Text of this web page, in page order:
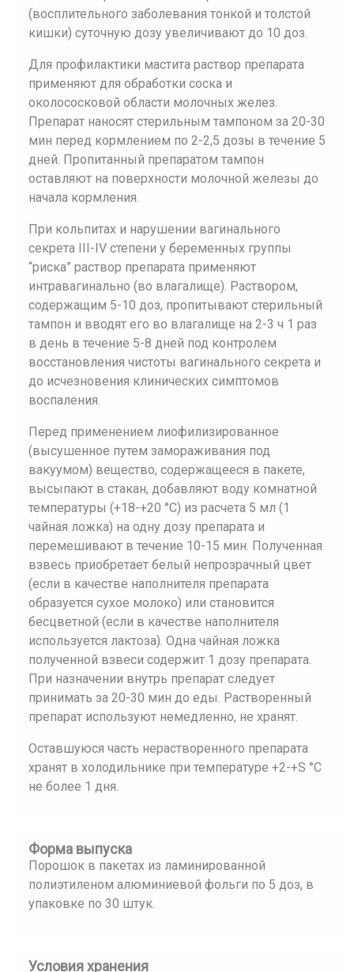
(восплительного заболевания тонкой и толстой
кишки) суточную дозу увеличивают до 10 доз.
Для профилактики мастита раствор препарата
применяют для обработки соска и
околососковой области молочных желез.
Препарат наносят стерильным тампоном за 20-30
мин перед кормлением по 2-2,5 дозы в течение 5
дней. Пропитанный препаратом тампон
оставляют на поверхности молочной железы до
начала кормления.
При кольпитах и нарушении вагинального
секрета III-IV степени у беременных группы
“риска” раствор препарата применяют
интравагинально (во влагалище). Раствором,
содержащим 5-10 доз, пропитывают стерильный
тампон и вводят его во влагалище на 2-3 ч 1 раз
в день в течение 5-8 дней под контролем
восстановления чистоты вагинального секрета и
до исчезновения клинических симптомов
воспаления.
Перед применением лиофилизированное
(высушенное путем замораживания под
вакуумом) вещество, содержащееся в пакете,
высыпают в стакан, добавляют воду комнатной
температуры (+18-+20 °С) из расчета 5 мл (1
чайная ложка) на одну дозу препарата и
перемешивают в течение 10-15 мин. Полученная
взвесь приобретает белый непрозрачный цвет
(если в качестве наполнителя препарата
образуется сухое молоко) или становится
бесцветной (если в качестве наполнителя
используется лактоза). Одна чайная ложка
полученной взвеси содержит 1 дозу препарата.
При назначении внутрь препарат следует
принимать за 20-30 мин до еды. Растворенный
препарат используют немедленно, не хранят.
Оставшуюся часть нерастворенного препарата
хранят в холодильнике при температуре +2-+S °С
не более 1 дня.
Форма выпуска
Порошок в пакетах из ламинированной
полиэтиленом алюминиевой фольги по 5 доз, в
упаковке по 30 штук.
Условия хранения